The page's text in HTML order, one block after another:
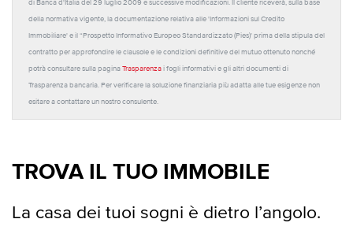
di Banca d'Italia del 29 luglio 2009 e successive modificazioni. Il cliente riceverà, sulla base
della normativa vigente, la documentazione relativa alle 'Informazioni sul Credito
Immobiliare' e il “Prospetto Informativo Europeo Standardizzato (Pies)' prima della stipula del
contratto per approfondire le clausole e le condizioni definitive del mutuo ottenuto nonché
potrà consultare sulla pagina Trasparenza i fogli informativi e gli altri documenti di
Trasparenza bancaria. Per verificare la soluzione finanziaria più adatta alle tue esigenze non
esitare a contattare un nostro consulente.
TROVA IL TUO IMMOBILE
La casa dei tuoi sogni è dietro l’angolo.